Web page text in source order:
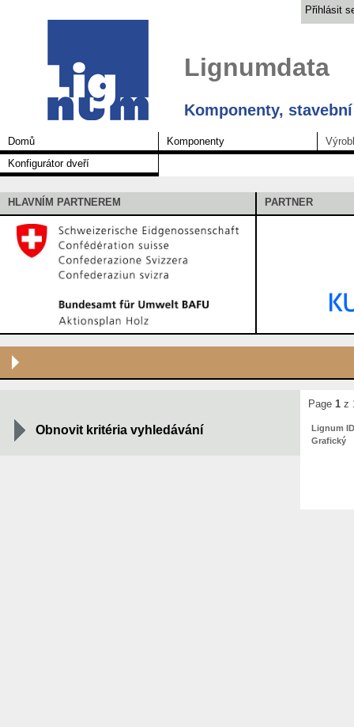
Přihlásit
Lignumdata
Komponenty,
Domů Komponenty
Konfigurátor dveří
HLAVNÍM PARTNEREM PARTNER
Obnovit kritéria vyhledávání
Page 1 z
Lignum
Grafický